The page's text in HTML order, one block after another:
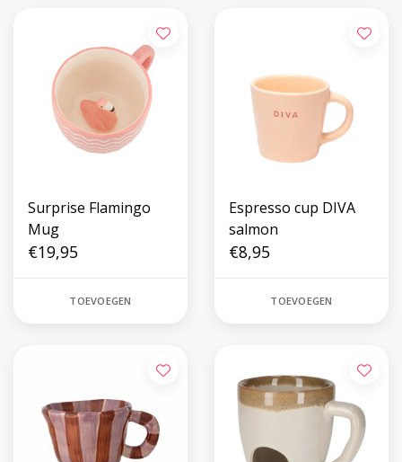
Surprise Flamingo
Mug
€19,95
TOEVOEGEN
Espresso cup DIVA
salmon
€8,95
TOEVOEGEN